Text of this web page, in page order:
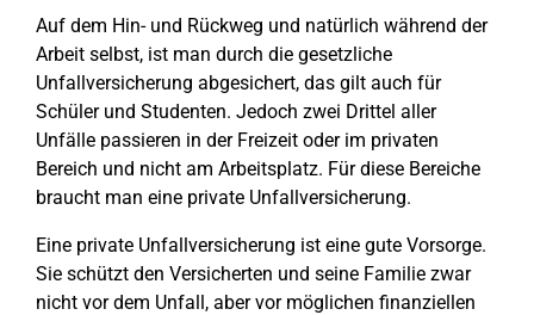
Auf dem Hin- und Rückweg und natürlich während der
Arbeit selbst, ist man durch die gesetzliche
Unfallversicherung abgesichert, das gilt auch für
Schüler und Studenten. Jedoch zwei Drittel aller
Unfälle passieren in der Freizeit oder im privaten
Bereich und nicht am Arbeitsplatz. Für diese Bereiche
braucht man eine private Unfallversicherung.
Eine private Unfallversicherung ist eine gute Vorsorge.
Sie schützt den Versicherten und seine Familie zwar
nicht vor dem Unfall, aber vor möglichen finanziellen